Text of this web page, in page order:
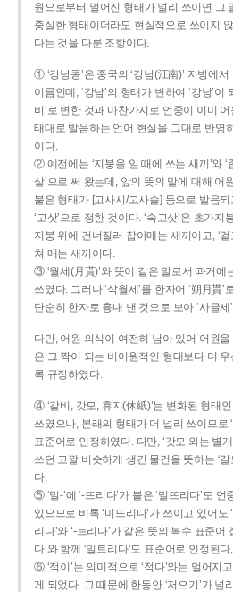
원으로부터 멀어진 형태가 널리 쓰이면 그
충실한 형태이더라도 현실적으로 쓰이지
다는 것을 다룬 조항이다.
① ‘강낭콩’은 중국의 ‘강남(江南)’ 지방에
이름인데, ‘강남’의 형태가 변하여 ‘강낭’이
비’로 변한 것과 마찬가지로 언중이 이미
태대로 발음하는 언어 현실을 그대로 반영
이다.
② 예전에는 ‘지붕을 일 때에 쓰는 새끼’와 ‘
샅’으로 써 왔는데, 앞의 뜻의 말에 대해 어
붙은 형태가 [고사시/고사슬] 등으로 발음
‘고삿’으로 정한 것이다. ‘속고삿’은 초가지
지붕 위에 건너질러 잡아매는 새끼이고, ‘
쳐 매는 새끼이다.
③ ‘월세(月貰)’와 뜻이 같은 말로서 과거에
쓰였다. 그러나 ‘삭월세’를 한자어 ‘朔月貰’
단순히 한자로 흉내 낸 것으로 보아 ‘사글
다만, 어원 의식이 여전히 남아 있어 어원
은 그 짝이 되는 비어원적인 형태보다 더
록 규정하였다.
④ ‘갈비, 갓모, 휴지(休紙)’는 변화된 형태인
쓰였으나, 본래의 형태가 더 널리 쓰이므로
표준어로 인정하였다. 다만, ‘갓모’와는 별
쓰던 고깔 비슷하게 생긴 물건을 뜻하는 ‘
다.
⑤ ‘밀-’에 ‘-뜨리다’가 붙은 ‘밀뜨리다’도 언
있으므로 비록 ‘미뜨리다’가 쓰이고 있어도
리다’와 ‘-트리다’가 같은 뜻의 복수 표준어
다’와 함께 ‘밀트리다’도 표준어로 인정된다.
⑥ ‘적이’는 의미적으로 ‘적다’와는 멀어지
게 되었다. 그 때문에 한동안 ‘저으기’가 널